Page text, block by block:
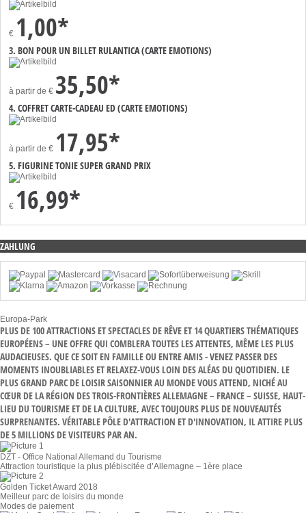
€ 1,00*
3. BON POUR UN BILLET RULANTICA (CARTE EMOTIONS)
à partir de € 35,50*
4. COFFRET CARTE-CADEAU ED (CARTE EMOTIONS)
à partir de € 17,95*
5. FIGURINE TONIE SUPER GRAND PRIX
€ 16,99*
ZAHLUNG
Europa-Park
PLUS DE 100 ATTRACTIONS ET SPECTACLES DE RÊVE ET 14 QUARTIERS THÉMATIQUES
EUROPÉENS – UNE OFFRE QUI COMBLERA TOUTES LES ATTENTES, MÊME LES PLUS
AUDACIEUSES. QUE CE SOIT EN FAMILLE OU ENTRE AMIS - VENEZ PASSER DES
MOMENTS INOUBLIABLES ET RELAXEZ-VOUS LOIN DES ALÉAS DU QUOTIDIEN. LE
PLUS GRAND PARC DE LOISIR SAISONNIER AU MONDE VOUS ATTEND, NICHÉ AU
CŒUR DE LA RÉGION DES TROIS-FRONTIÈRES ALLEMAGNE – FRANCE – SUISSE, HAUT-
LIEU DU TOURISME ET DE LA CULTURE, AVEC TOUJOURS PLUS DE NOUVEAUTÉS
SURPRENANTES. VÉRITABLE PÔLE D'ATTRACTION ET D'INNOVATION, IL ATTIRE PLUS
DE 5 MILLIONS DE VISITEURS PAR AN.
DZT - Office National Allemand du Tourisme
Attraction touristique la plus plébiscitée d’Allemagne – 1ère place
Golden Ticket Award 2018
Meilleur parc de loisirs du monde
Modes de paiement